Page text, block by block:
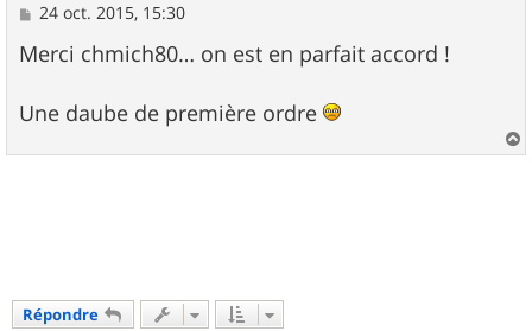
M
s
s
g
e
24 oct. 2015, 15:30
Merci chmich80… on est en parfait accord !
Une daube de première ordre
a
Répondre